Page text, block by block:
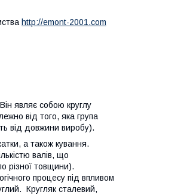
http://emont-2001.com
являє собою круглу
від того, яка група
від довжини виробу).
а також кування.
валів, що
різної товщини).
процесу під впливом
Кругляк сталевий,